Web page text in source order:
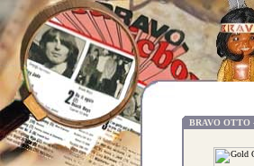
BRAVO OTTO